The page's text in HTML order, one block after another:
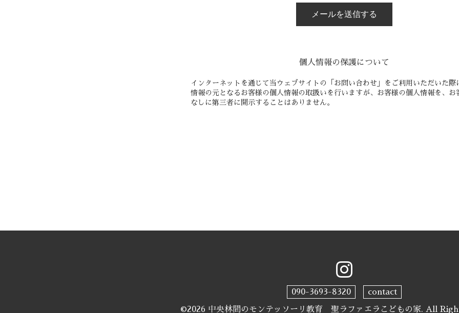
個人情報の保護について
インターネットを通じて当ウェブサイトの「お問い合わせ」をご利用いただいた際
情報の元となるお客様の個人情報の取扱いを行いますが、お客様の個人情報を、お
なしに第三者に開示することはありません。
090-3693-8320 contact
©2026 中央林間のモンテッソーリ教育 聖ラファエラこどもの家. All